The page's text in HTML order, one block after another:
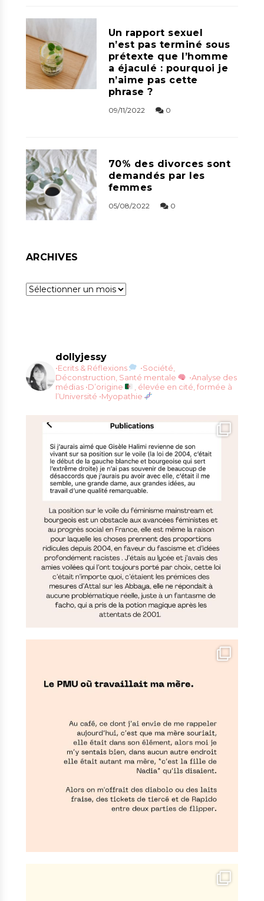
Un rapport sexuel
n’est pas terminé sous
prétexte que l’homme
a éjaculé : pourquoi je
n’aime pas cette
phrase ?
09/11/2022 0
70% des divorces sont
demandés par les
femmes
05/08/2022 0
ARCHIVES
Archives
dollyjessy
•Ecrits & Réflexions
•Société,
Déconstruction, Santé mentale
•Analyse des
médias •D’origine
, élevée en cité, formée à
l’Université •Myopathie